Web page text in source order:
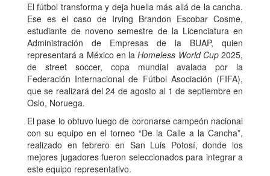
El fútbol transforma y deja huella más allá de la cancha.
Ese es el caso de Irving Brandon Escobar Cosme,
estudiante de noveno semestre de la Licenciatura en
Administración de Empresas de la BUAP, quien
representará a México en laHomeless World Cup2025,
de street soccer, copa mundial avalada por la
Federación Internacional de Fútbol Asociación (FIFA),
que se realizará del 24 de agosto al 1 de septiembre en
Oslo, Noruega.
El pase lo obtuvo luego de coronarse campeón nacional
con su equipo en el torneo “De la Calle a la Cancha”,
realizado en febrero en San Luis Potosí, donde los
mejores jugadores fueron seleccionados para integrar a
este equipo representativo.